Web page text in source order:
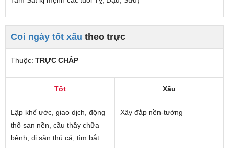
Coi ngày tốt xấu theo trực
Thuộc: TRỰC CHẤP
Tốt Xấu
Lập khế ước, giao dịch, động
thổ san nền, cầu thầy chữa
bệnh, đi săn thú cá, tìm bắt
Xây đắp nền-tường